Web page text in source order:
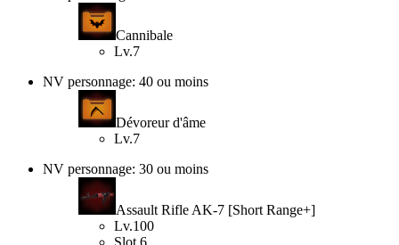
Cannibale
Lv.7
NV personnage: 40 ou moins
Dévoreur d'âme
Lv.7
NV personnage: 30 ou moins
Assault Rifle AK-7 [Short Range+]
Lv.100